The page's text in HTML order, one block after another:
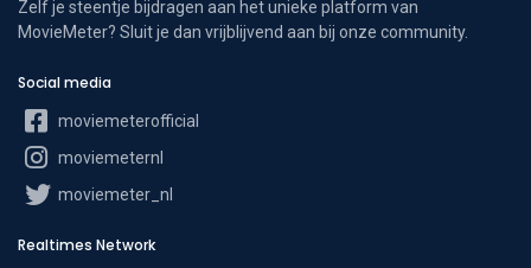
Zelf je steentje bijdragen aan het unieke platform van
MovieMeter? Sluit je dan vrijblijvend aan bij onze community.
Social media
moviemeterofficial
moviemeternl
moviemeter_nl
Realtimes Network